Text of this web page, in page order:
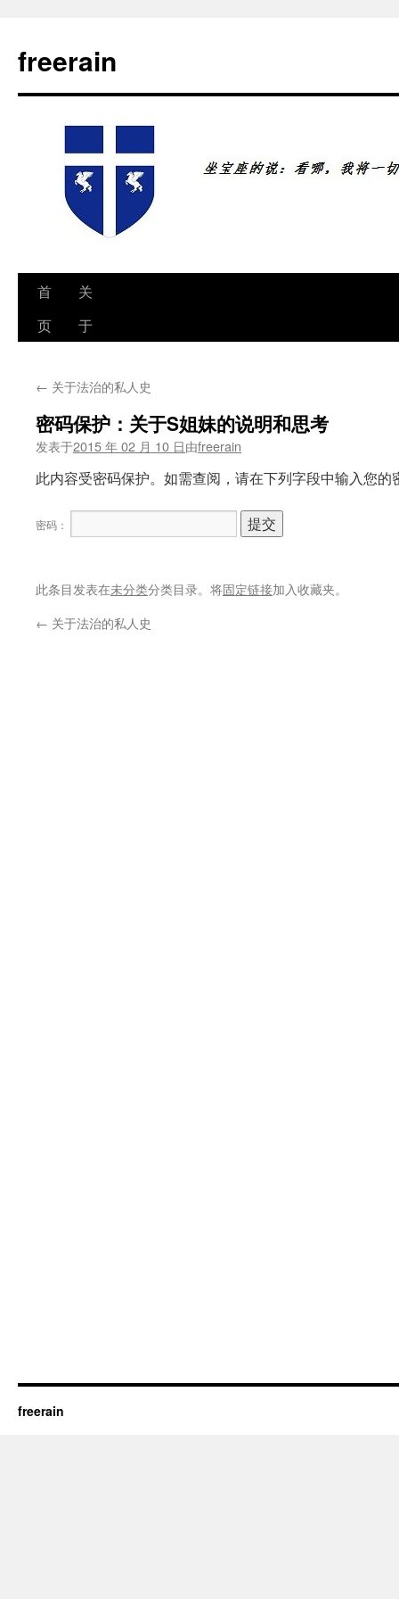
freerain
跳
至
文
首
页
关
于
← 关于法治的私人史
密码保护：关于S姐妹的说明和思考
发表于2015 年 02 月 10 日由freerain
此内容受密码保护。如需查阅，请在下列字段中输入您的
密码：
此条目发表在未分类分类目录。将固定链接加入收藏夹。
← 关于法治的私人史
freerain